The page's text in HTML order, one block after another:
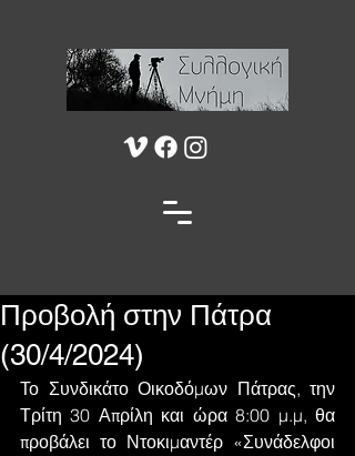
Προβολή στην Πάτρα
(30/4/2024)
Το Συνδικάτο Οικοδόμων Πάτρας, την
Τρίτη 30 Απρίλη και ώρα 8:00 μ.μ, θα
προβάλει το Ντοκιμαντέρ «Συνάδελφοι